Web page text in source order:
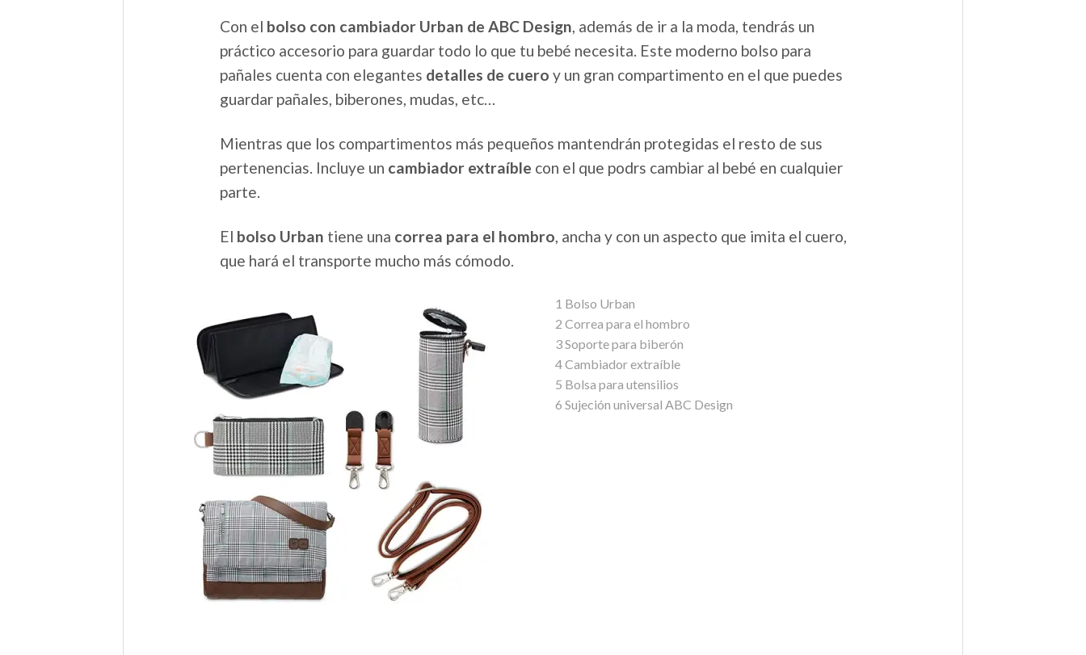
Con el bolso con cambiador Urban de ABC Design, además de ir a la moda, tendrás un
práctico accesorio para guardar todo lo que tu bebé necesita. Este moderno bolso para
pañales cuenta con elegantes detalles de cuero y un gran compartimento en el que puedes
guardar pañales, biberones, mudas, etc…
Mientras que los compartimentos más pequeños mantendrán protegidas el resto de sus
pertenencias. Incluye un cambiador extraíble con el que podrs cambiar al bebé en cualquier
parte.
El bolso Urban tiene una correa para el hombro, ancha y con un aspecto que imita el cuero,
que hará el transporte mucho más cómodo.
1 Bolso Urban
2 Correa para el hombro
3 Soporte para biberón
4 Cambiador extraíble
5 Bolsa para utensilios
6 Sujeción universal ABC Design